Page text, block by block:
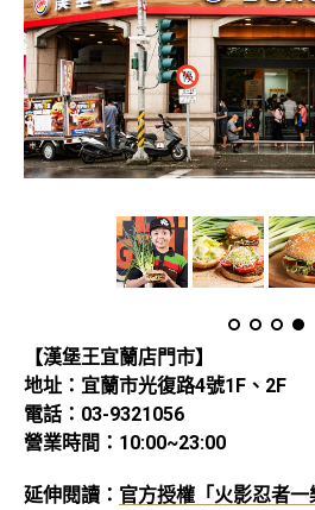
【漢堡王宜蘭店門市】
地址：宜蘭市光復路4號1F、2F
電話：03-9321056
營業時間：10:00~23:00
延伸閱讀： 官方授權「火影忍者